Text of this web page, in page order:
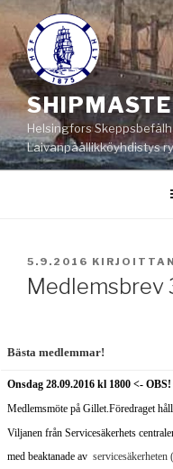
Siirry
sisältöön
Helsingfors
Laivanpäällikköyhdistys ry
JULKAISTU
5.9.2016
Medlemsbrev
Bästa medlemmar!
Onsdag 28.09.2016 kl 1800 <- OBS!
Medlemsmöte på Gillet.Föredraget
Viljanen från Servicesäkerhets
med beaktanade av servicesäkerheten